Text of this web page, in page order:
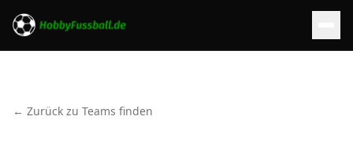
← Zurück zu Teams finden